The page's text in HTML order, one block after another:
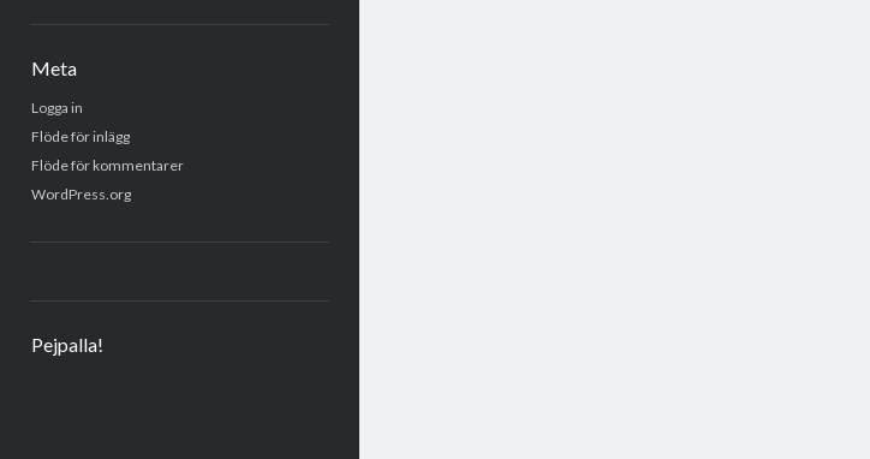
Meta
Logga in
Flöde för inlägg
Flöde för kommentarer
WordPress.org
Pejpalla!